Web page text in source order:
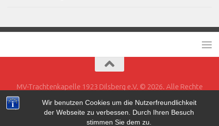
Wir benutzen Cookies um die Nutzerfreundlichkeit
der Webseite zu verbessen. Durch Ihren Besuch
stimmen Sie dem zu.
MV-Trachtenkapelle 1923 Dilsberg e.V. © 2026. Alle Rechte
Powered by - Entworfen mit demHueman-Theme